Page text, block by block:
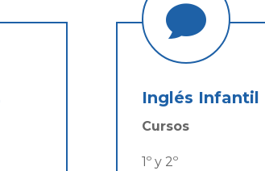

Inglés Infantil
Cursos
1º y 2º